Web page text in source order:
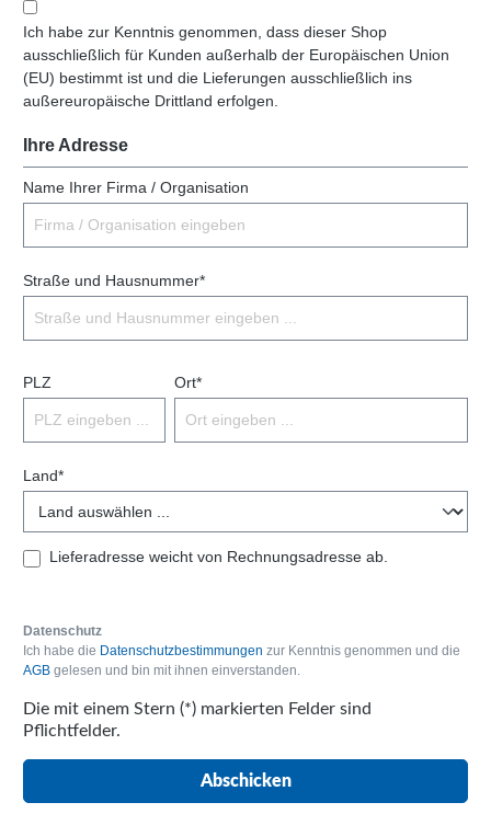
Ich habe zur Kenntnis genommen, dass dieser Shop
ausschließlich für Kunden außerhalb der Europäischen Union
(EU) bestimmt ist und die Lieferungen ausschließlich ins
außereuropäische Drittland erfolgen.
Ihre Adresse
Name Ihrer Firma / Organisation
Straße und Hausnummer*
PLZ Ort*
Land*
Lieferadresse weicht von Rechnungsadresse ab.
Datenschutz
Ich habe die Datenschutzbestimmungen zur Kenntnis genommen und die
AGB gelesen und bin mit ihnen einverstanden.
Die mit einem Stern (*) markierten Felder sind
Pflichtfelder.
Abschicken